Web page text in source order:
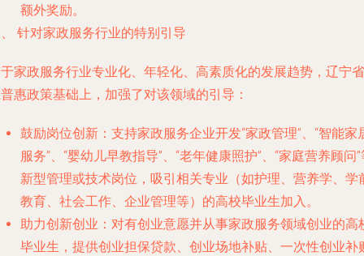
额外奖励。
针对家政服务行业的特别引导
家政服务行业专业化、年轻化、高素质化的发展趋势，辽宁省
惠政策基础上，加强了对该领域的引导：
鼓励岗位创新 ：支持家政服务企业开发“家政管理”、“智能家
服务”、“婴幼儿早教指导”、“老年健康照护”、“家庭营养顾问
新型管理或技术岗位，吸引相关专业（如护理、营养学、学
教育、社会工作、企业管理等）的高校毕业生加入。
助力创新创业 ：对有创业意愿并从事家政服务领域创业的高
毕业生，提供创业担保贷款、创业场地补贴、一次性创业补